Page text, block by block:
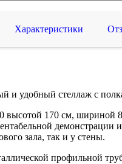
Характеристики
и удобный стеллаж с
170 см, шириной
зала, так и у стены.
профильной